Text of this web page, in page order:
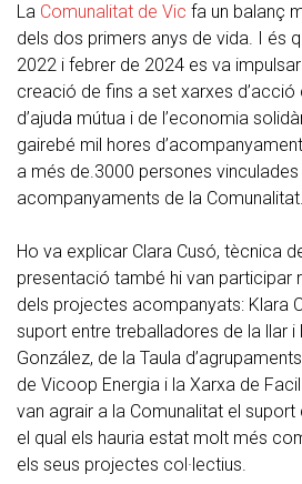
La Comunalitat de Vic fa un balanç
dels dos primers anys de vida. I és
2022 i febrer de 2024 es va
creació de fins a set xarxes
d’ajuda mútua i de l’economia
gairebé mil hores
a més de.3000 persones
acompanyaments de la Comunalitat.
Ho va explicar Clara Cusó, tècnica
presentació també hi van participar
dels projectes acompanyats: Klara
suport entre treballadores de la llar i
González, de la Taula
de Vicoop Energia i la Xarxa de
van agrair a la Comunalitat el suport
el qual els hauria estat molt més
els seus projectes col·lectius.